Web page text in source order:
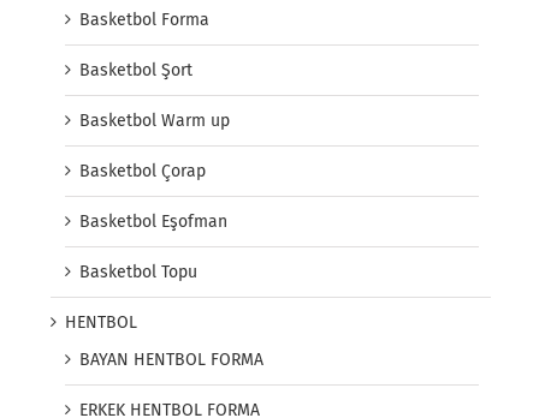
Basketbol Forma
Basketbol Şort
Basketbol Warm up
Basketbol Çorap
Basketbol Eşofman
Basketbol Topu
HENTBOL
BAYAN HENTBOL FORMA
ERKEK HENTBOL FORMA